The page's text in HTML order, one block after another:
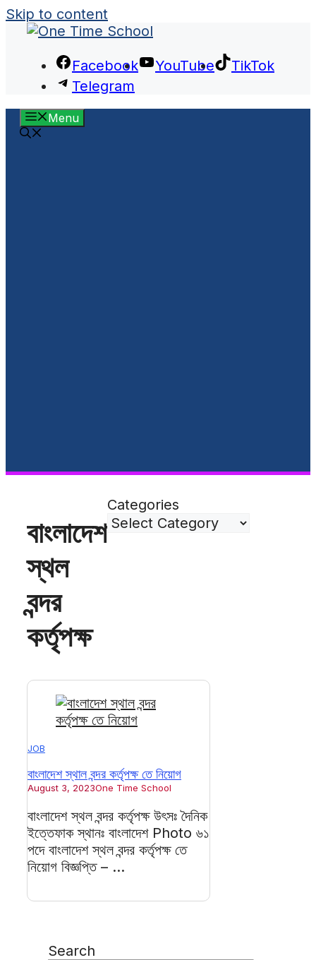
Skip to content
Facebook YouTube
TikTok
Telegram
Menu
বাংলাদেশ
স্থল
বন্দর
কর্তৃপক্ষ
Categories
JOB
বাংলাদেশ স্থাল বন্দর কর্তৃপক্ষ তে নিয়োগ
August 3, 2023One Time School
বাংলাদেশ স্থল বন্দর কর্তৃপক্ষ উৎসঃ দৈনিক
ইত্তেফাক স্থানঃ বাংলাদেশ Photo ৬১
পদে বাংলাদেশ স্থল বন্দর কর্তৃপক্ষ তে
নিয়োগ বিজ্ঞপ্তি – ...
Search